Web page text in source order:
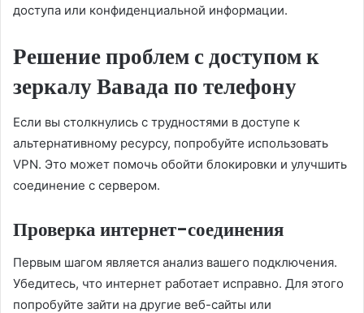
доступа или конфиденциальной информации.
Решение проблем с доступом к
зеркалу Вавада по телефону
Если вы столкнулись с трудностями в доступе к
альтернативному ресурсу, попробуйте использовать
VPN. Это может помочь обойти блокировки и улучшить
соединение с сервером.
Проверка интернет-соединения
Первым шагом является анализ вашего подключения.
Убедитесь, что интернет работает исправно. Для этого
попробуйте зайти на другие веб-сайты или